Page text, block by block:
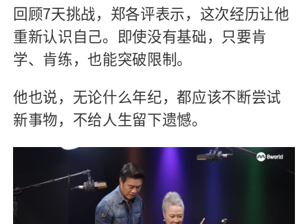
回顾7天挑战，郑各评表示，这次经历让他
重新认识自己。即使没有基础，只要肯
学、肯练，也能突破限制。
他也说，无论什么年纪，都应该不断尝试
新事物，不给人生留下遗憾。